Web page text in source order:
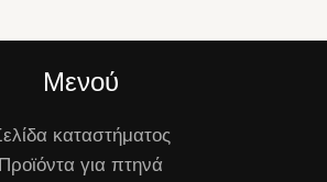
Μενού
καταστήματος
Προϊόντα για πτηνά